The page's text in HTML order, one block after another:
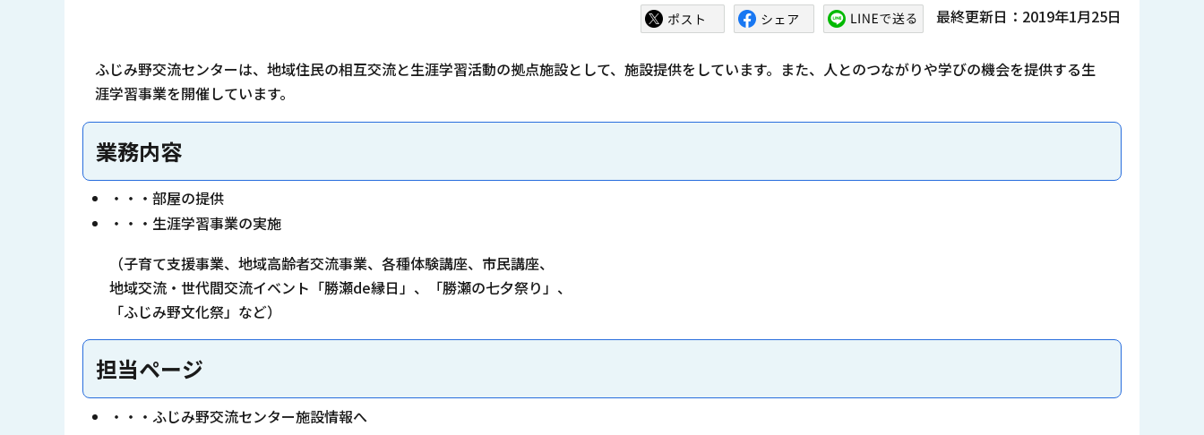
最終更新日：2019年1月25日
ふじみ野交流センターは、地域住民の相互交流と生涯学習活動の拠点施設として、施設提供をしています。また、人とのつながりや学びの機会を提供する生
涯学習事業を開催しています。
業務内容
・・・部屋の提供
・・・生涯学習事業の実施
（子育て支援事業、地域高齢者交流事業、各種体験講座、市民講座、
地域交流・世代間交流イベント「勝瀬de縁日」、「勝瀬の七夕祭り」、
「ふじみ野文化祭」など）
担当ページ
・・・ふじみ野交流センター施設情報へ